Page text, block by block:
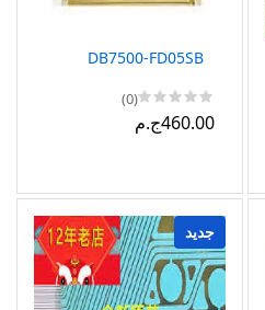
DB7500-FD05SB
(0)
460.00ج.م
جديد